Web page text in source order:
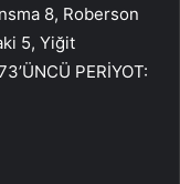
8, Roberson
5, Yiğit
PERİYOT: